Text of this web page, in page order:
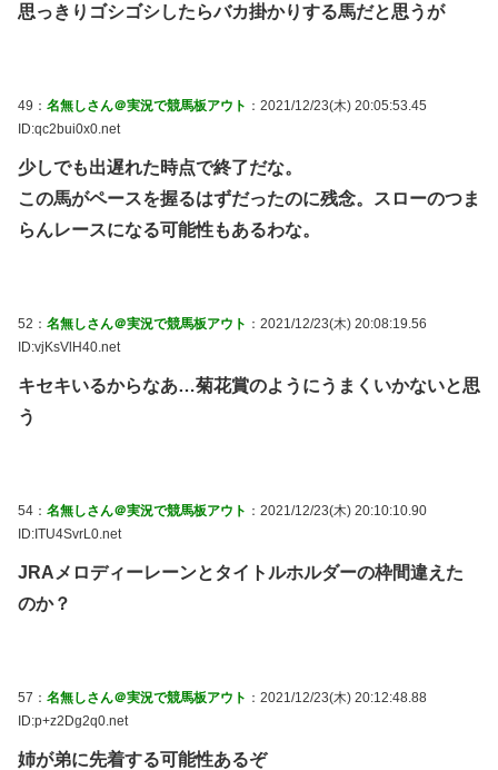
思っきりゴシゴシしたらバカ掛かりする馬だと思うが
49： 名無しさん＠実況で競馬板アウト ：2021/12/23(木) 20:05:53.45
ID:qc2bui0x0.net
少しでも出遅れた時点で終了だな。
この馬がペースを握るはずだったのに残念。スローのつま
らんレースになる可能性もあるわな。
52： 名無しさん＠実況で競馬板アウト ：2021/12/23(木) 20:08:19.56
ID:vjKsVlH40.net
キセキいるからなあ…菊花賞のようにうまくいかないと思
う
54： 名無しさん＠実況で競馬板アウト ：2021/12/23(木) 20:10:10.90
ID:ITU4SvrL0.net
JRAメロディーレーンとタイトルホルダーの枠間違えた
のか？
57： 名無しさん＠実況で競馬板アウト ：2021/12/23(木) 20:12:48.88
ID:p+z2Dg2q0.net
姉が弟に先着する可能性あるぞ